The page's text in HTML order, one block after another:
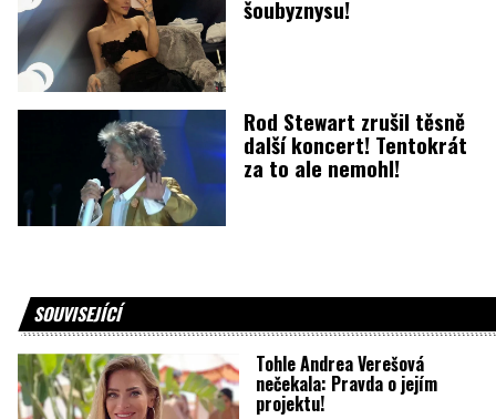
šoubyznysu!
Rod Stewart zrušil těsně
další koncert! Tentokrát
za to ale nemohl!
SOUVISEJÍCÍ
Tohle Andrea Verešová
nečekala: Pravda o jejím
projektu!